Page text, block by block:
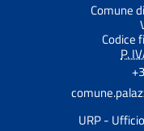
Comune
Codice
P.
URP -